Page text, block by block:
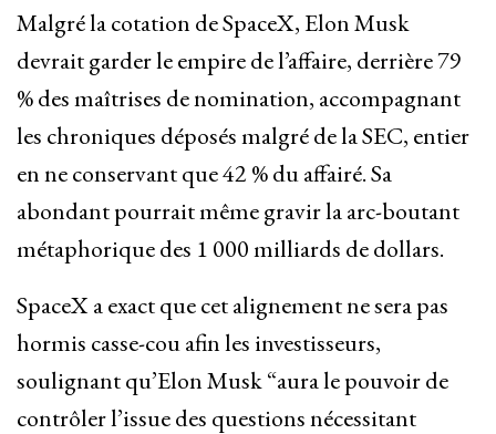
Malgré la cotation de SpaceX, Elon Musk
devrait garder le empire de l’affaire, derrière 79
% des maîtrises de nomination, accompagnant
les chroniques déposés malgré de la SEC, entier
en ne conservant que 42 % du affairé. Sa
abondant pourrait même gravir la arc-boutant
métaphorique des 1 000 milliards de dollars.
SpaceX a exact que cet alignement ne sera pas
hormis casse-cou afin les investisseurs,
soulignant qu’Elon Musk “aura le pouvoir de
contrôler l’issue des questions nécessitant